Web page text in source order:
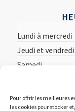
Pour offrir les meilleures
les cookies pour stocker
Lundi à mercredi
Jeudi et vendredi
Samedi